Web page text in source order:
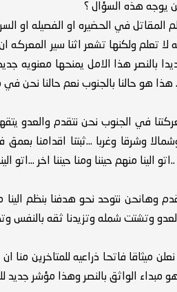
يوجه هذه السؤال ؟
المقاتل في الحضيره او الفصيله او
لا تعلم ولكنها تشعر اثنا سير
بالنصر هذا الامل يمنحها معنويه
.. هذا هو حالنا بالجنوب نعم حالنا نحن
في الجنوب نحن نتقدم والعدو
وشمالا وشرقا وغربا ...ثبتنا اقدامنا
..اتو الينا منهم حيننا ومنا حيننا اخر
وهانحن نتوحد نحو هدفنا بنظم
وتشتت شمله وتزيدنا ثقه بالنفس
ميثاقا فاتحا ذراعيه للمتاخرين منا
هو مبداء الواثق بالنصر وهذا مؤشر جديد